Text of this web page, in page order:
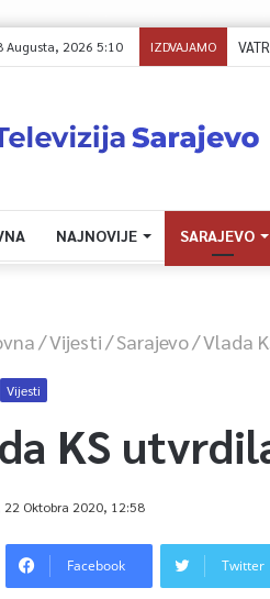
Augusta, 2026 5:10 IZDVAJAMO
NAJNOVIJE SARAJEVO
/Vijesti/Sarajevo/Vlada
Vijesti
KS
22 Oktobra 2020, 12:58
Facebook Twitter